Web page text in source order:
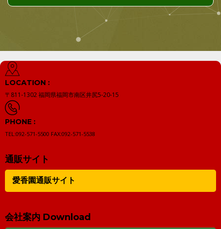
LOCATION :
〒811-1302福岡県福岡市南区井尻5-20-15
PHONE :
TEL:092-571-5500 FAX:092-571-5538
通販サイト
愛香園通販サイト
会社案内 Download